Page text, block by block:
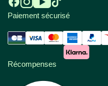
Paiement sécurisé
Récompenses